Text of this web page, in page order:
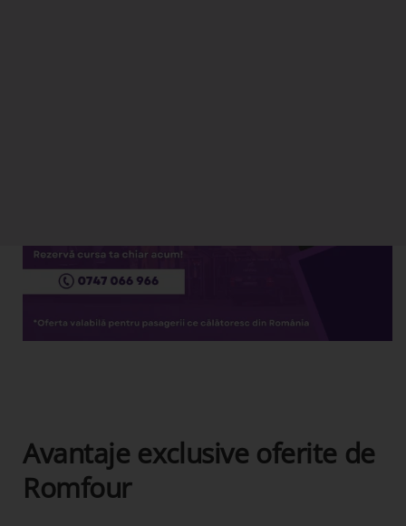
Avantaje exclusive oferite de
Romfour